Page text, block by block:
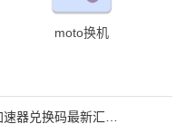
moto换机